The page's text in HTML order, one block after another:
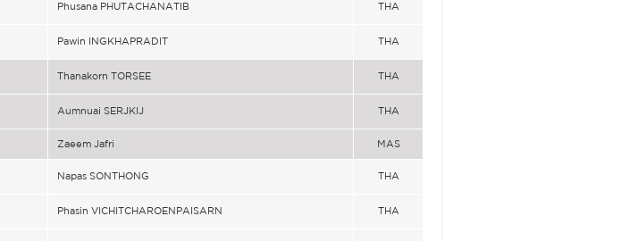
Phusana PHUTACHANATIB THA
Pawin INGKHAPRADIT THA
Thanakorn TORSEE THA
Aumnuai SERJKIJ THA
Zaeem Jafri MAS
Napas SONTHONG THA
Phasin VICHITCHAROENPAISARN THA